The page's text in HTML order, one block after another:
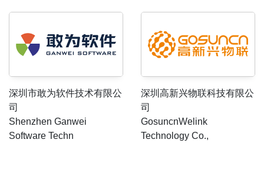
深圳市敢为软件技术有限公
司
Shenzhen Ganwei
Software Techn
深圳高新兴物联科技有限公
司
GosuncnWelink
Technology Co.,